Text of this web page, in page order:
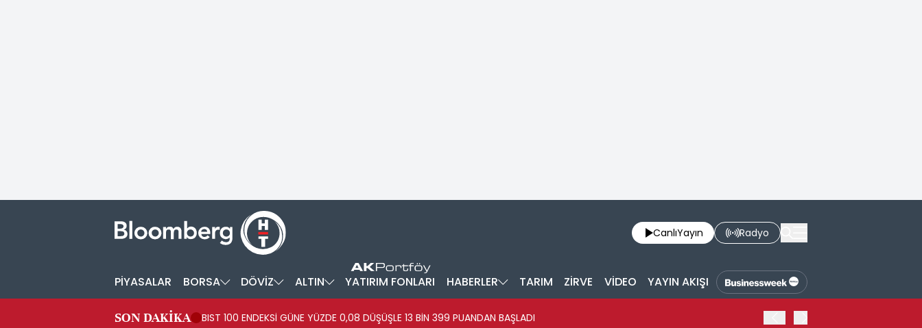
CanlıYayın Radyo
PİYASALAR BORSA DÖVİZ ALTIN YATIRIM FONLARI HABERLER TARIM ZİRVE VİDEO YAYIN AKIŞI
SON DAKİKA BIST 100 ENDEKSİ GÜNE YÜZDE 0,08 DÜŞÜŞLE 13 BİN 399 PUANDAN BAŞLADI